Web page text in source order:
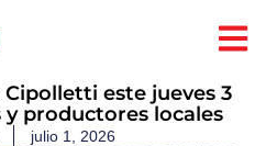
este jueves 3
y productores locales
julio 1, 2026